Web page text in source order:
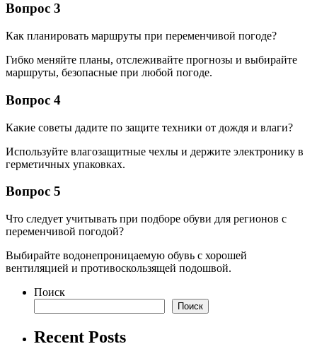
Вопрос 3
Как планировать маршруты при переменчивой погоде?
Гибко меняйте планы, отслеживайте прогнозы и выбирайте
маршруты, безопасные при любой погоде.
Вопрос 4
Какие советы дадите по защите техники от дождя и влаги?
Используйте влагозащитные чехлы и держите электронику в
герметичных упаковках.
Вопрос 5
Что следует учитывать при подборе обуви для регионов с
переменчивой погодой?
Выбирайте водонепроницаемую обувь с хорошей
вентиляцией и противоскользящей подошвой.
Поиск
Поиск
Recent Posts